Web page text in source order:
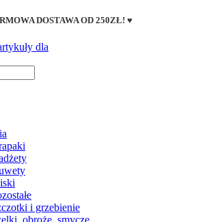
DOSTAWA OD 250ZŁ! ♥
i grzebienie